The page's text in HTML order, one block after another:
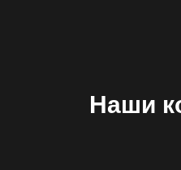
Наши